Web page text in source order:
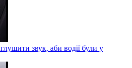
звук, аби водії були у